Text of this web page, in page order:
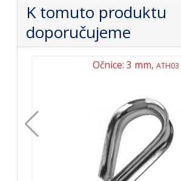
K tomuto produktu
doporučujeme
Očnice: 3 mm, ATH03